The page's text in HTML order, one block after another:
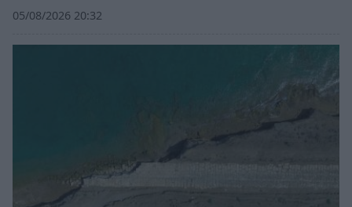
05/08/2026 20:32